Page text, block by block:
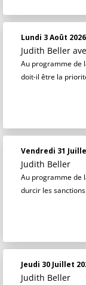
Lundi 3 Août 2026
Judith Beller
Au programme de
doit-il être la
Vendredi 31
Judith Beller
Au programme de
durcir les
Jeudi 30 Juillet
Judith Beller